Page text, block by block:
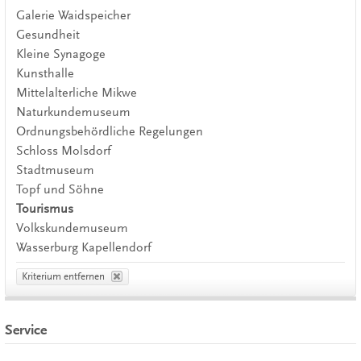
Galerie Waidspeicher
Gesundheit
Kleine Synagoge
Kunsthalle
Mittelalterliche Mikwe
Naturkundemuseum
Ordnungsbehördliche Regelungen
Schloss Molsdorf
Stadtmuseum
Topf und Söhne
Tourismus
Volkskundemuseum
Wasserburg Kapellendorf
Kriterium entfernen
Service